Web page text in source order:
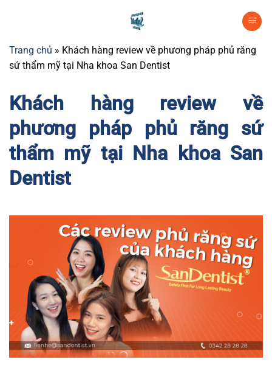
dungTrang chủ » Khách hàng review về phương pháp phủ răng
sứ thẩm mỹ tại Nha khoa San Dentist
Khách hàng review về
phương pháp phủ răng sứ
thẩm mỹ tại Nha khoa San
Dentist